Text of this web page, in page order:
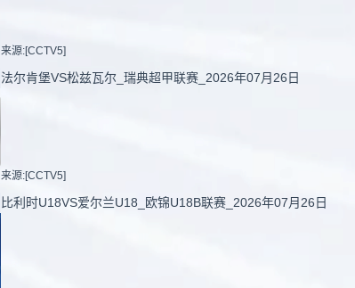
来源:[CCTV5]
法尔肯堡VS松兹瓦尔_瑞典超甲联赛_2026年07月26日
来源:[CCTV5]
比利时U18VS爱尔兰U18_欧锦U18B联赛_2026年07月26日